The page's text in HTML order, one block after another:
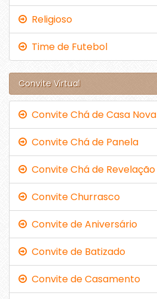
Religioso
Time de Futebol
Convite Virtual
Convite Chá de Casa Nova
Convite Chá de Panela
Convite Chá de Revelação
Convite Churrasco
Convite de Aniversário
Convite de Batizado
Convite de Casamento